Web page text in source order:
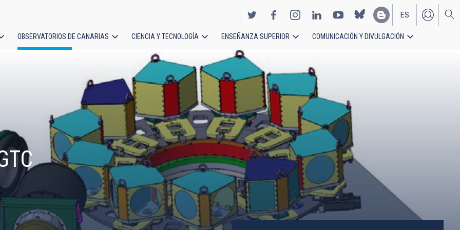
EN
ES
OBSERVATORIOS DE CANARIAS CIENCIA Y TECNOLOGÍA ENSEÑANZA SUPERIOR COMUNICACIÓN Y DIVULGACIÓN